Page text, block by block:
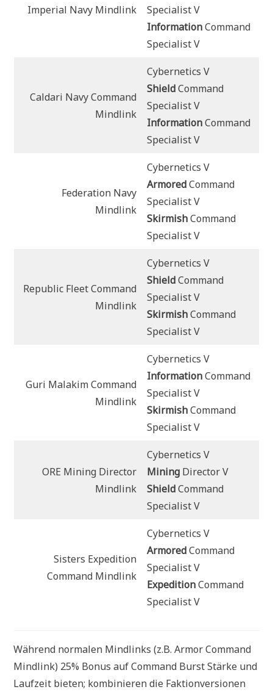
Imperial Navy Mindlink
Specialist V
InformationCommand
Specialist V
Caldari Navy Command
Mindlink
Cybernetics V
ShieldCommand
Specialist V
InformationCommand
Specialist V
Federation Navy
Mindlink
Cybernetics V
ArmoredCommand
Specialist V
SkirmishCommand
Specialist V
Republic Fleet Command
Mindlink
Cybernetics V
ShieldCommand
Specialist V
SkirmishCommand
Specialist V
Guri Malakim Command
Mindlink
Cybernetics V
InformationCommand
Specialist V
SkirmishCommand
Specialist V
ORE Mining Director
Mindlink
Cybernetics V
MiningDirector V
ShieldCommand
Specialist V
Sisters Expedition
Command Mindlink
Cybernetics V
ArmoredCommand
Specialist V
ExpeditionCommand
Specialist V
Während normalen Mindlinks (z.B. Armor Command
Mindlink) 25% Bonus auf Command Burst Stärke und
Laufzeit bieten; kombinieren die Faktionversionen